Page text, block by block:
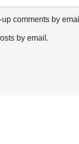
comments by
by email.